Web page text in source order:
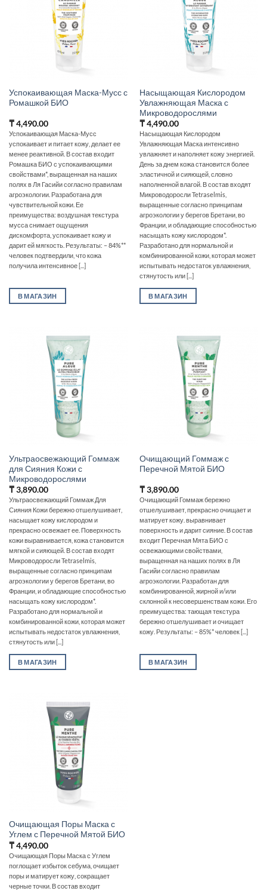
Успокаивающая Маска-Мусс с
Ромашкой БИО
₸4,490.00
Успокаивающая Маска-Мусс
успокаивает и питает кожу, делает ее
менее реактивной. В состав входит
Ромашка БИО с успокаивающими
свойствами*, выращенная на наших
полях в Ля Гасийи согласно правилам
агроэкологии. Разработана для
чувствительной кожи. Ее
преимущества: воздушная текстура
мусса снимает ощущения
дискомфорта, успокаивает кожу и
дарит ей мягкость. Результаты: – 84%**
человек подтвердили, что кожа
получила интенсивное [...]
В МАГАЗИН
Насыщающая Кислородом
Увлажняющая Маска с
Микроводорослями
₸4,490.00
Насыщающая Кислородом
Увлажняющая Маска интенсивно
увлажняет и наполняет кожу энергией.
День за днем кожа становится более
эластичной и сияющей, словно
наполненной влагой. В состав входят
Микроводоросли Tetraselmis,
выращенные согласно принципам
агроэкологии у берегов Бретани, во
Франции, и обладающие способностью
насыщать кожу кислородом*.
Разработано для нормальной и
комбинированной кожи, которая может
испытывать недостаток увлажнения,
стянутость или [...]
В МАГАЗИН
Ультраосвежающий Гоммаж
для Сияния Кожи с
Микроводорослями
₸3,890.00
Ультраосвежающий Гоммаж Для
Сияния Кожи бережно отшелушивает,
насыщает кожу кислородом и
прекрасно освежает ее. Поверхность
кожи выравнивается, кожа становится
мягкой и сияющей. В состав входят
Микроводоросли Tetraselmis,
выращенные согласно принципам
агроэкологии у берегов Бретани, во
Франции, и обладающие способностью
насыщать кожу кислородом*.
Разработано для нормальной и
комбинированной кожи, которая может
испытывать недостаток увлажнения,
стянутость или [...]
В МАГАЗИН
Очищающий Гоммаж с
Перечной Мятой БИО
₸3,890.00
Очищающий Гоммаж бережно
отшелушивает, прекрасно очищает и
матирует кожу. выравнивает
поверхность и дарит сияние. В состав
входит Перечная Мята БИО с
освежающими свойствами,
выращенная на наших полях в Ля
Гасийи согласно правилам
агроэкологии. Разработан для
комбинированной, жирной и/или
склонной к несовершенствам кожи. Его
преимущества: тающая текстура
бережно отшелушивает и очищает
кожу. Результаты: – 85%* человек [...]
В МАГАЗИН
Очищающая Поры Маска с
Углем с Перечной Мятой БИО
₸4,490.00
Очищающая Поры Маска с Углем
поглощает избыток себума, очищает
поры и матирует кожу, сокращает
черные точки. В состав входит